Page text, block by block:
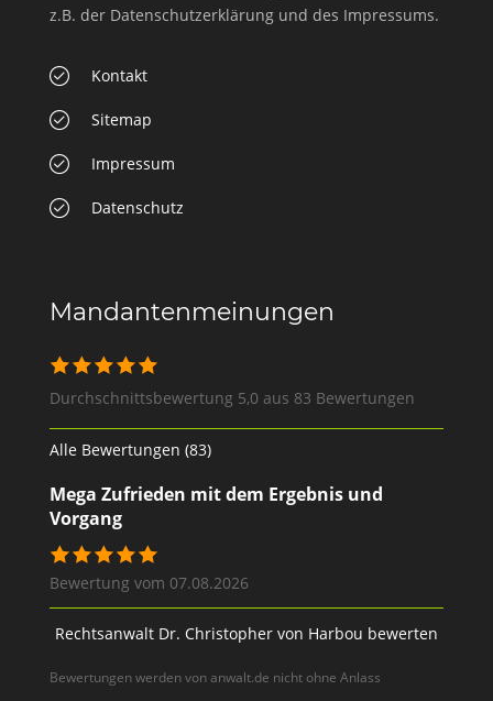
z.B. der Datenschutzerklärung und des Impressums.
Kontakt
Sitemap
Impressum
Datenschutz
Mandantenmeinungen
Durchschnittsbewertung 5,0 aus 83 Bewertungen
Alle Bewertungen (83)
Mega Zufrieden mit dem Ergebnis und
Vorgang
Bewertung vom 07.08.2026
Rechtsanwalt Dr. Christopher von Harbou bewerten
Bewertungen werden von anwalt.de nicht ohne Anlass